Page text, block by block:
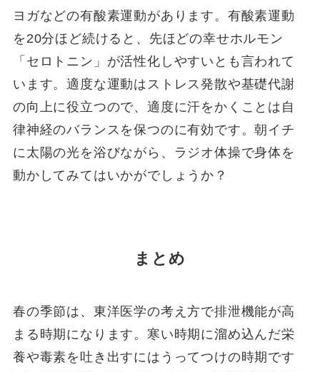
ヨガなどの有酸素運動があります。有酸素運動
を20分ほど続けると、先ほどの幸せホルモン
「セロトニン」が活性化しやすいとも言われて
います。適度な運動はストレス発散や基礎代謝
の向上に役立つので、適度に汗をかくことは自
律神経のバランスを保つのに有効です。朝イチ
に太陽の光を浴びながら、ラジオ体操で身体を
動かしてみてはいかがでしょうか？
まとめ
春の季節は、東洋医学の考え方で排泄機能が高
まる時期になります。寒い時期に溜め込んだ栄
養や毒素を吐き出すにはうってつけの時期です